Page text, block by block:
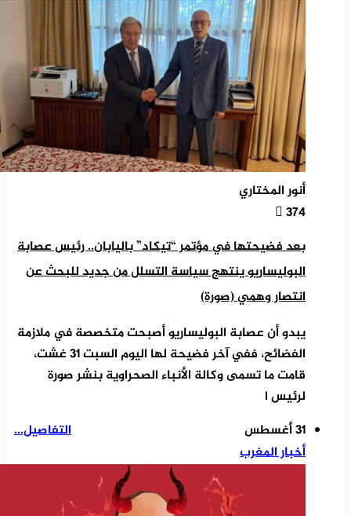
أنور المختاري
374
بعد فضيحتها في مؤتمر “تيكاد” باليابان.. رئيس عصابة
البوليساريو ينتهج سياسة التسلل من جديد للبحث عن
انتصار وهمي (صورة)
يبدو أن عصابة البوليساريو أصبحت متخصصة في ملازمة
الفضائح، ففي آخر فضيحة لها اليوم السبت 31 غشت،
قامت ما تسمى وكالة الأنباء الصحراوية بنشر صورة
لرئيس ا
التفاصيل...
31 أغسطس
أخبار المغرب